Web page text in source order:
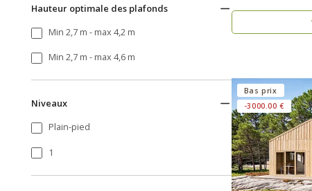
Hauteur optimale des plafonds
Min 2,7 m - max 4,2 m
Min 2,7 m - max 4,6 m
Niveaux
Plain-pied
1
Bas prix
-3000.00 €